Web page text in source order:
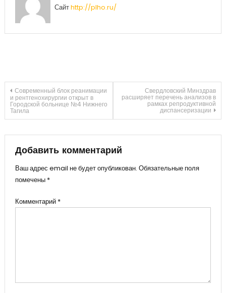
Сайтhttp://plho.ru/
Навигация
по
записям
Современный блок реанимации
и рентгенохирургии открыт в
Городской больнице №4 Нижнего
Тагила
Свердловский Минздрав
расширяет перечень анализов в
рамках репродуктивной
диспансеризации
Добавить комментарий
Ваш адрес email не будет опубликован. Обязательные поля
помечены *
Комментарий *